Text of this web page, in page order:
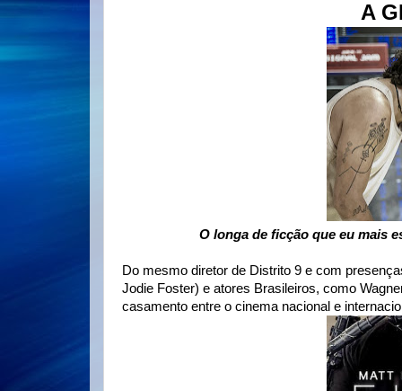
A
O longa de ficção que eu mais
Do mesmo diretor de Distrito 9 e com
Jodie Foster) e atores Brasileiros, como
casamento entre o cinema nacional e